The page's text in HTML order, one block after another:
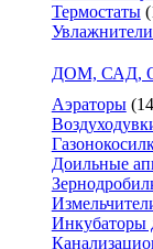
Термостаты
ДОМ, САД,
Аэраторы
Доильные
Инкубаторы